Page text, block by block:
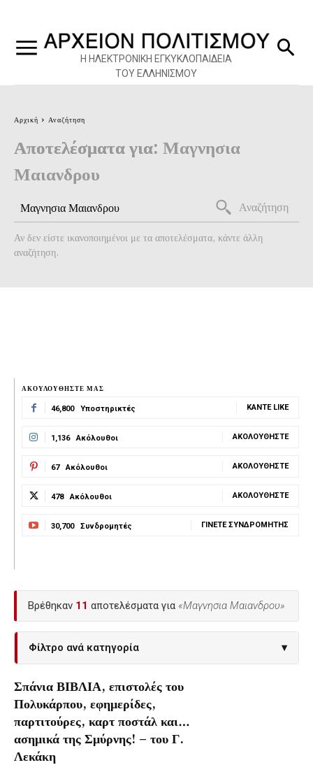
Η ΗΛΕΚΤΡΟΝΙΚΗ ΕΓΚΥΚΛΟΠΑΙΔΕΙΑ
ΤΟΥ ΕΛΛΗΝΙΣΜΟΥ
Αρχική Αναζήτηση
Αποτελέσματα για: Μαγνησια
Μαιανδρου
Αναζήτηση
Αν δεν είστε ικανοποιημένοι με τα αποτελέσματα, κάντε άλλη
αναζήτηση.
Βρέθηκαν 11 αποτελέσματα για «Μαγνησια Μαιανδρου»
Φίλτρο ανά κατηγορία ▾
Σπάνια ΒΙΒΛΙΑ, επιστολές του
Πολυκάρπου, εφημερίδες,
παρτιτούρες, καρτ ποστάλ και…
ασημικά της Σμύρνης! – του Γ.
Λεκάκη
ΑΚΟΥΛΟΥΘΗΣΤΕ ΜΑΣ
46,800 Υποστηρικτές ΚΆΝΤΕ LIKE
1,136 Ακόλουθοι ΑΚΟΛΟΥΘΉΣΤΕ
67 Ακόλουθοι ΑΚΟΛΟΥΘΉΣΤΕ
478 Ακόλουθοι ΑΚΟΛΟΥΘΉΣΤΕ
30,700 Συνδρομητές ΓΊΝΕΤΕ ΣΥΝΔΡΟΜΗΤΉΣ